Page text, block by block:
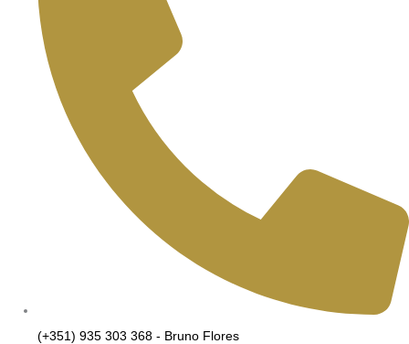
(+351) 935 303 368 - Bruno Flores